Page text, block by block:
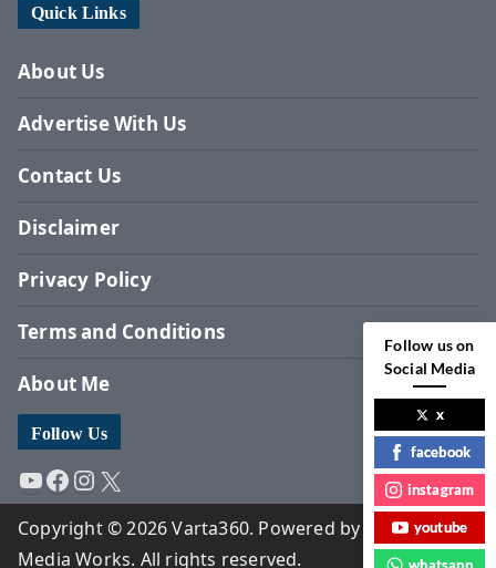
Quick Links
About Us
Advertise With Us
Contact Us
Disclaimer
Privacy Policy
Terms and Conditions
About Me
Follow Us
YouTube
Facebook
Instagram
X
Copyright © 2026 Varta360. Powered by Surbhi
Media Works. All rights reserved.
Follow us on
Social Media
x
facebook
instagram
youtube